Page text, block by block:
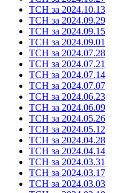
ТСН за 2024.10.13
ТСН за 2024.09.29
ТСН за 2024.09.15
ТСН за 2024.09.01
ТСН за 2024.07.28
ТСН за 2024.07.21
ТСН за 2024.07.14
ТСН за 2024.07.07
ТСН за 2024.06.23
ТСН за 2024.06.09
ТСН за 2024.05.26
ТСН за 2024.05.12
ТСН за 2024.04.28
ТСН за 2024.04.14
ТСН за 2024.03.31
ТСН за 2024.03.17
ТСН за 2024.03.03